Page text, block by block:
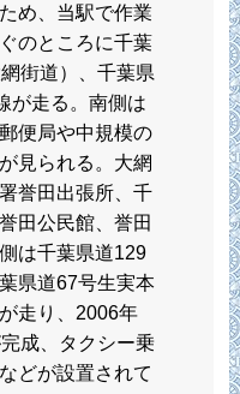
め、当駅で作業
のところに千葉
街道）、千葉県
が走る。南側は
便局や中規模の
見られる。大網
誉田出張所、千
田公民館、誉田
は千葉県道129
県道67号生実本
走り、2006年
成、タクシー乗
どが設置されて